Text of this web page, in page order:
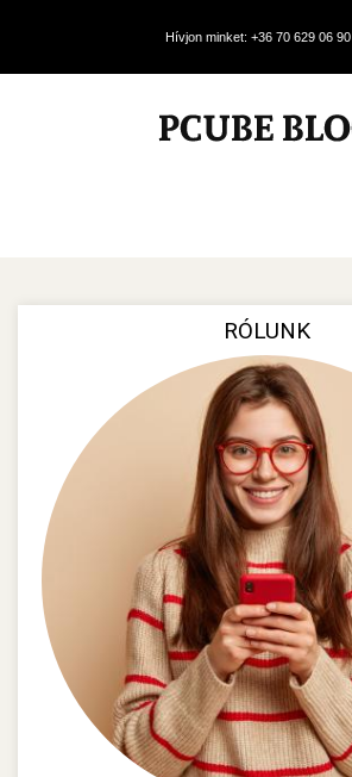
Hívjon minket: +36 70 629 06 90
RÓLUNK